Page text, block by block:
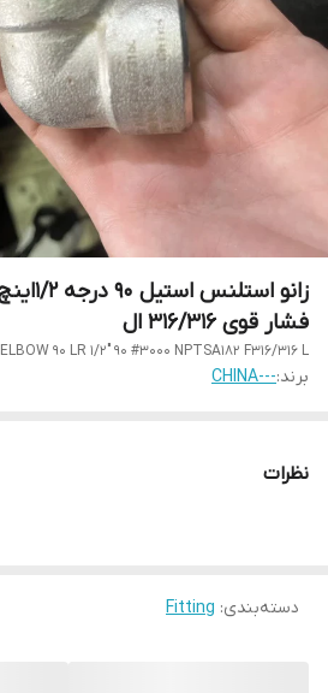
فشار قوی 316/316 ال
ELBOW 90 LR 1/2" 90 #3000 NPTSA182 F316/316 L
برند:---CHINA
نظرات
دسته‌بندی:
Fitting